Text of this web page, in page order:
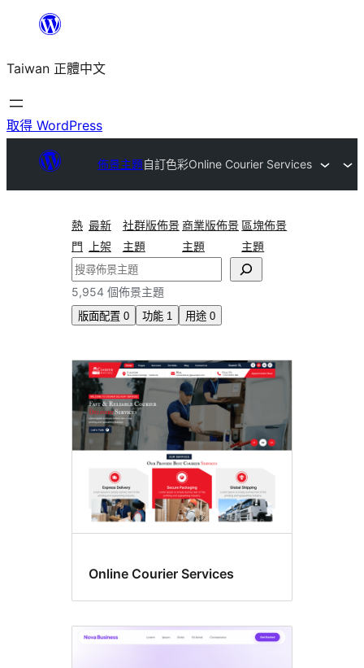
主
要
內
Taiwan 正體中文
取得 WordPress
佈景主題自訂色彩Online Courier Services
熱
門
最新
上架
社群版佈景
主題
商業版佈景
主題
區塊佈景
主題
搜
尋
5,954 個佈景主題
版面配置 0 功能 1 用途 0
自
訂
色
彩
Online Courier Services